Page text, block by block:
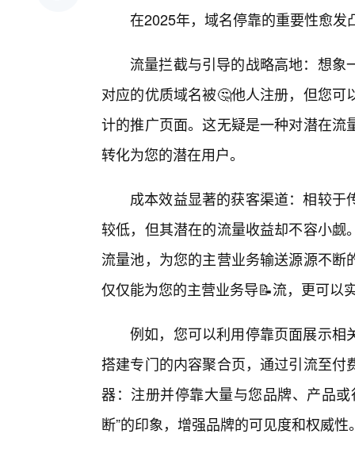
在2025年，域名停靠的重要性愈发
流量拦截与引导的战略高地：想
对应的优质域名被🤔他人注册，但您
计的推广页面。这无疑是一种对潜在
转化为您的潜在用户。
成本效益显著的获客渠道：相较
较低，但其潜在的流量收益却不容小
流量池，为您的主营业务输送源源不
仅仅能为您的主营业务导📝流，更可以
例如，您可以利用停靠页面展示相
搭建专门的内容聚合页，通过引流至
器：注册并停靠大量与您品牌、产品
断”的印象，增强品牌的可见度和权威性